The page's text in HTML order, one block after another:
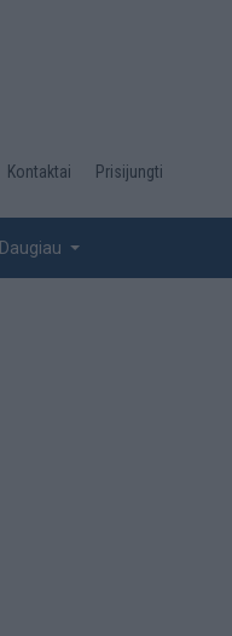
Kontaktai Prisijungti
Daugiau